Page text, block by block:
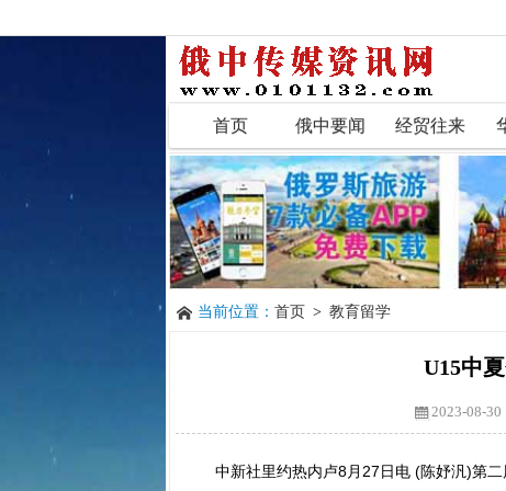
首页 俄中要闻 经贸往来
当前位置： 首页 > 教育留学
U15中
2023-08-30
中新社里约热内卢8月27日电 (陈妤汎)第